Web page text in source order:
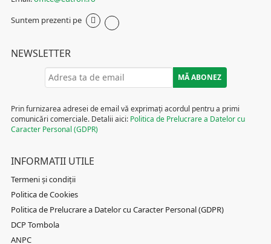
Suntem prezenti pe
NEWSLETTER
Prin furnizarea adresei de email vă exprimați acordul pentru a primi
comunicări comerciale. Detalii aici: Politica de Prelucrare a Datelor cu
Caracter Personal (GDPR)
INFORMATII UTILE
Termeni și condiții
Politica de Cookies
Politica de Prelucrare a Datelor cu Caracter Personal (GDPR)
DCP Tombola
ANPC